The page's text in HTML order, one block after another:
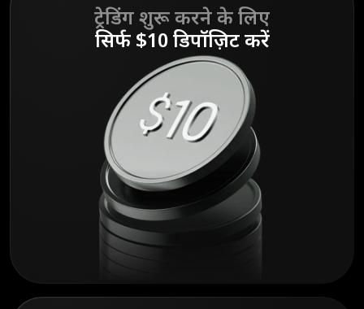
ट्रेडिंग शुरू करने के लिए
सिर्फ $10 डिपॉज़िट करें